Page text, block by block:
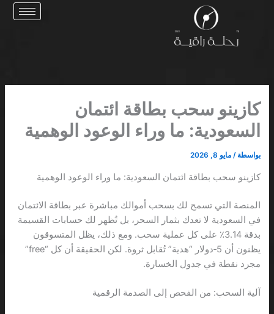
كازينو سحب بطاقة ائتمان
السعودية: ما وراء الوعود الوهمية
بواسطة /مايو 8, 2026
كازينو سحب بطاقة ائتمان السعودية: ما وراء الوعود الوهمية
المنصة التي تسمح لك بسحب أموالك مباشرة عبر بطاقة الائتمان
في السعودية لا تعدك بثمار السحر، بل تُظهر لك حسابات القسيمة
بدقة 3.14٪ على كل عملية سحب. ومع ذلك، يظل المتسوقون
يظنون أن 5‑دولار “هدية” تُقابل ثروة. لكن الحقيقة أن كل “free”
مجرد نقطة في جدول الخسارة.
آلية السحب: من الفحص إلى الصدمة الرقمية